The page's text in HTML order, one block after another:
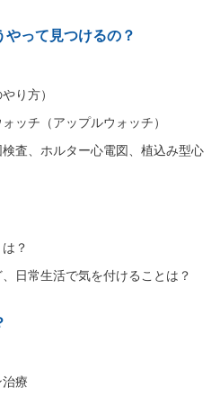
やって見つけるの？
り方）
ッチ（アップルウォッチ）
査、ホルター心電図、植込み型心
？
日常生活で気を付けることは？
療